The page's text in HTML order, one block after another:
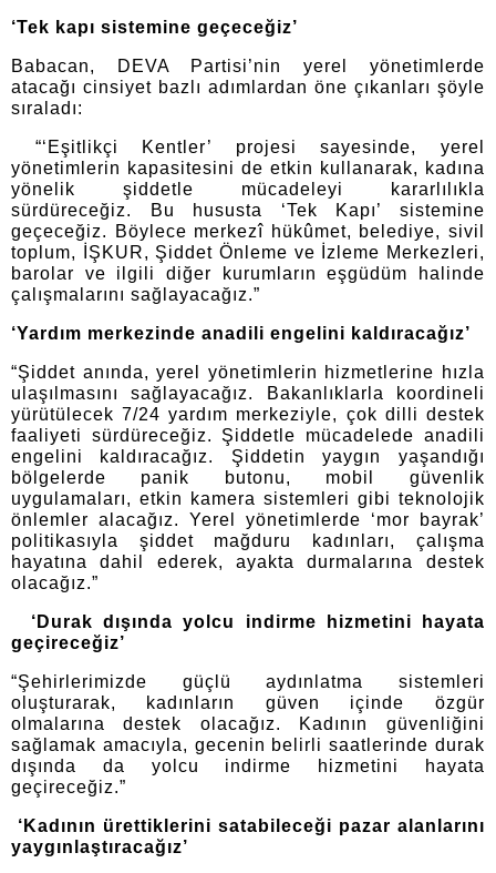
‘Tek kapı sistemine geçeceğiz’
Babacan, DEVA Partisi’nin yerel yönetimlerde
atacağı cinsiyet bazlı adımlardan öne çıkanları şöyle
sıraladı:
“‘Eşitlikçi Kentler’ projesi sayesinde, yerel
yönetimlerin kapasitesini de etkin kullanarak, kadına
yönelik şiddetle mücadeleyi kararlılıkla
sürdüreceğiz. Bu hususta ‘Tek Kapı’ sistemine
geçeceğiz. Böylece merkezî hükûmet, belediye, sivil
toplum, İŞKUR, Şiddet Önleme ve İzleme Merkezleri,
barolar ve ilgili diğer kurumların eşgüdüm halinde
çalışmalarını sağlayacağız.”
‘Yardım merkezinde anadili engelini kaldıracağız’
“Şiddet anında, yerel yönetimlerin hizmetlerine hızla
ulaşılmasını sağlayacağız. Bakanlıklarla koordineli
yürütülecek 7/24 yardım merkeziyle, çok dilli destek
faaliyeti sürdüreceğiz. Şiddetle mücadelede anadili
engelini kaldıracağız. Şiddetin yaygın yaşandığı
bölgelerde panik butonu, mobil güvenlik
uygulamaları, etkin kamera sistemleri gibi teknolojik
önlemler alacağız. Yerel yönetimlerde ‘mor bayrak’
politikasıyla şiddet mağduru kadınları, çalışma
hayatına dahil ederek, ayakta durmalarına destek
olacağız.”
‘Durak dışında yolcu indirme hizmetini hayata
geçireceğiz’
“Şehirlerimizde güçlü aydınlatma sistemleri
oluşturarak, kadınların güven içinde özgür
olmalarına destek olacağız. Kadının güvenliğini
sağlamak amacıyla, gecenin belirli saatlerinde durak
dışında da yolcu indirme hizmetini hayata
geçireceğiz.”
‘Kadının ürettiklerini satabileceği pazar alanlarını
yaygınlaştıracağız’